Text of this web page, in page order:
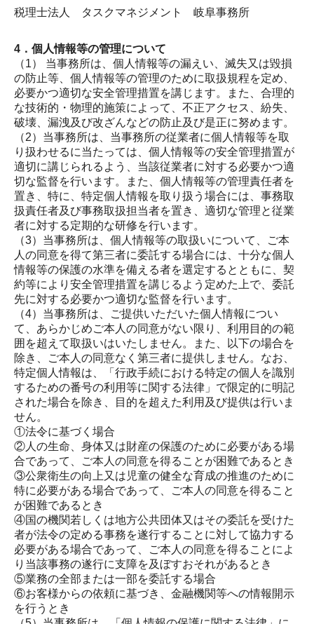
税理士法人 タスクマネジメント 岐阜事務所
4．個人情報等の管理について
（1） 当事務所は、個人情報等の漏えい、滅失又は毀損
の防止等、個人情報等の管理のために取扱規程を定め、
必要かつ適切な安全管理措置を講じます。また、合理的
な技術的・物理的施策によって、不正アクセス、紛失、
破壊、漏洩及び改ざんなどの防止及び是正に努めます。
（2）当事務所は、当事務所の従業者に個人情報等を取
り扱わせるに当たっては、個人情報等の安全管理措置が
適切に講じられるよう、当該従業者に対する必要かつ適
切な監督を行います。また、個人情報等の管理責任者を
置き、特に、特定個人情報を取り扱う場合には、事務取
扱責任者及び事務取扱担当者を置き、適切な管理と従業
者に対する定期的な研修を行います。
（3）当事務所は、個人情報等の取扱いについて、ご本
人の同意を得て第三者に委託する場合には、十分な個人
情報等の保護の水準を備える者を選定するとともに、契
約等により安全管理措置を講じるよう定めた上で、委託
先に対する必要かつ適切な監督を行います。
（4）当事務所は、ご提供いただいた個人情報につい
て、あらかじめご本人の同意がない限り、利用目的の範
囲を超えて取扱いはいたしません。また、以下の場合を
除き、ご本人の同意なく第三者に提供しません。なお、
特定個人情報は、「行政手続における特定の個人を識別
するための番号の利用等に関する法律」で限定的に明記
された場合を除き、目的を超えた利用及び提供は行いま
せん。
①法令に基づく場合
②人の生命、身体又は財産の保護のために必要がある場
合であって、ご本人の同意を得ることが困難であるとき
③公衆衛生の向上又は児童の健全な育成の推進のために
特に必要がある場合であって、ご本人の同意を得ること
が困難であるとき
④国の機関若しくは地方公共団体又はその委託を受けた
者が法令の定める事務を遂行することに対して協力する
必要がある場合であって、ご本人の同意を得ることによ
り当該事務の遂行に支障を及ぼすおそれがあるとき
⑤業務の全部または一部を委託する場合
⑥お客様からの依頼に基づき、金融機関等への情報開示
を行うとき